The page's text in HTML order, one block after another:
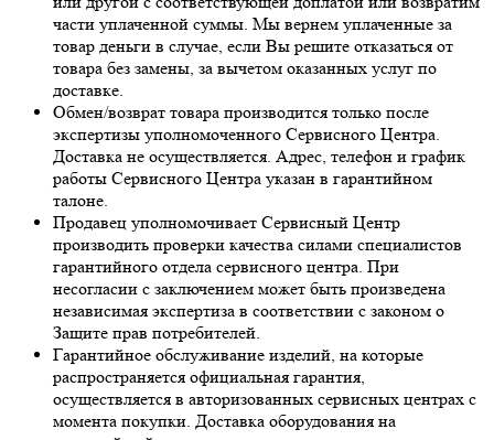
части уплаченной суммы. Мы вернем уплаченные за
товар деньги в случае, если Вы решите отказаться от
товара без замены, за вычетом оказанных услуг по
доставке.
Обмен/возврат товара производится только после
экспертизы уполномоченного Сервисного Центра.
Доставка не осуществляется. Адрес, телефон и график
работы Сервисного Центра указан в гарантийном
талоне.
Продавец уполномочивает Сервисный Центр
производить проверки качества силами специалистов
гарантийного отдела сервисного центра. При
несогласии с заключением может быть произведена
независимая экспертиза в соответствии с законом о
Защите прав потребителей.
Гарантийное обслуживание изделий, на которые
распространяется официальная гарантия,
осуществляется в авторизованных сервисных центрах с
момента покупки. Доставка оборудования на